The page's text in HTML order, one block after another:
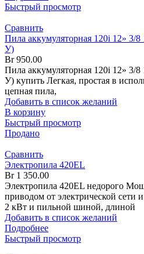
Быстрый просмотр
Сравнить
Пила аккумуляторная 120i 12» 3/
У)
Br950.00
Пила аккумуляторная 120i 12» 3/
У) купить Легкая, простая в
цепная пила,
Добавить в список желаний
В корзину
Быстрый просмотр
Продано
Сравнить
Электропила 420EL
Br1 350.00
Электропила 420EL недорого
приводом от электрической сети
2 кВт и пильной шиной, длиной
Добавить в список желаний
Подробнее
Быстрый просмотр